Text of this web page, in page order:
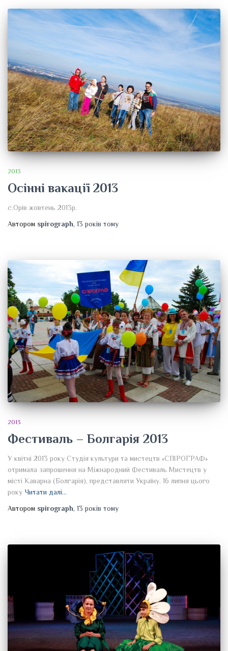
2013
Осінні вакації 2013
c.Орів жовтень 2013р.
Автором spirograph, 13 років тому
2013
Фестиваль – Болгарія 2013
У квітні 2013 року Студія культури та мистецтв «СПІРОГРАФ»
отримала запрошення на Міжнародний Фестиваль Мистецтв у
місті Каварна (Болгарія), представляти Україну. 16 липня цього
року Читати далі…
Автором spirograph, 13 років тому